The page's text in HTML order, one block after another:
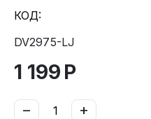
КОД:
DV2975-LJ
1 199 Р
+
−